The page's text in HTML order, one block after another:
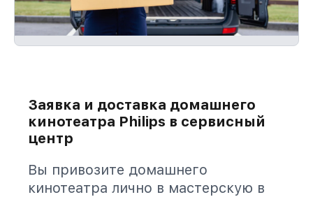
Заявка и доставка домашнего
кинотеатра Philips в сервисный
центр
Вы привозите домашнего
кинотеатра лично в мастерскую в